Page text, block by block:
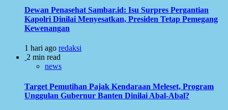
Dewan Penasehat Sambar.id: Isu Surpres Pergantian
Kapolri Dinilai Menyesatkan, Presiden Tetap Pemegang
Kewenangan
1 hari ago redaksi
2 min read
news
Target Pemutihan Pajak Kendaraan Meleset, Program
Unggulan Gubernur Banten Dinilai Abal-Abal?